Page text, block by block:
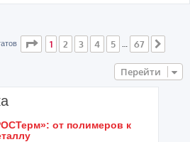
Страница из 67
1 2 3 4 5 67
Перейти
от полимеров к